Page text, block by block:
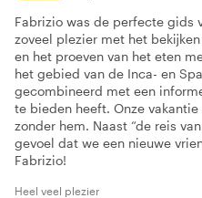
Fabrizio was de perfecte gids
zoveel plezier met het
en het proeven van het eten
het gebied van de Inca- en
gecombineerd met een
te bieden heeft. Onze
zonder hem. Naast “de reis
gevoel dat we een nieuwe
Fabrizio!
Heel veel plezier